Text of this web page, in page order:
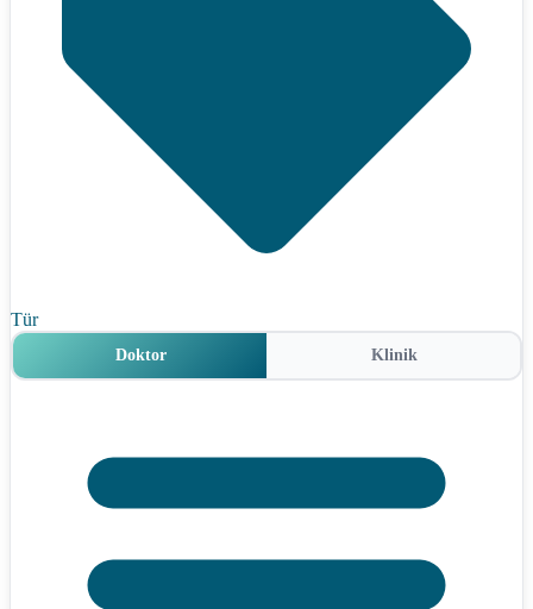
Tür
Doktor Klinik